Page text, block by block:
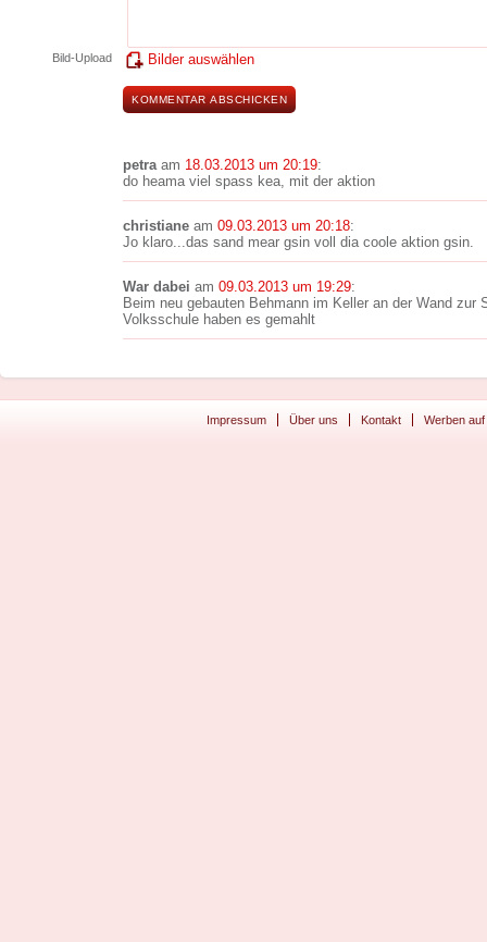
Bild-Upload Bilder auswählen
petraam 18.03.2013 um 20:19:
do heama viel spass kea, mit der aktion
christiane am 09.03.2013 um 20:18:
Jo klaro...das sand mear gsin voll dia coole aktion gsin.
War dabei am 09.03.2013 um 19:29:
Beim neu gebauten Behmann im Keller an der Wand zur
Volksschule haben es gemahlt
Impressum Über uns Kontakt Werben